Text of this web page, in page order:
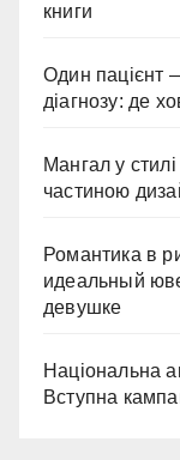
книги
Один пацієнт
діагнозу: де
Мангал у
частиною
Романтика в
идеальный
девушке
Національна
Вступна